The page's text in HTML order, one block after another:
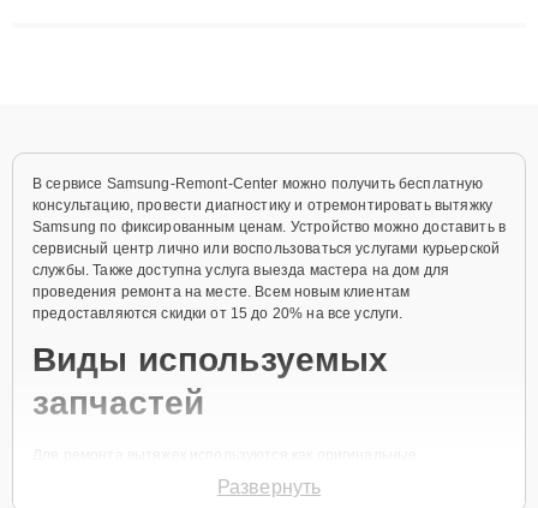
В сервисе Samsung-Remont-Center можно получить бесплатную
консультацию, провести диагностику и отремонтировать вытяжку
Samsung по фиксированным ценам. Устройство можно доставить в
сервисный центр лично или воспользоваться услугами курьерской
службы. Также доступна услуга выезда мастера на дом для
проведения ремонта на месте. Всем новым клиентам
предоставляются скидки от 15 до 20% на все услуги.
Виды используемых
запчастей
Для ремонта вытяжек используются как оригинальные
комплектующие, так и качественные аналоги. Клиентам
предоставляется возможность выбора запчастей, исходя из их
Развернуть